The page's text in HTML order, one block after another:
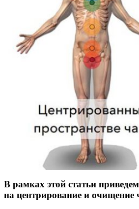
В рамках этой статьи
на центрирование и очищение